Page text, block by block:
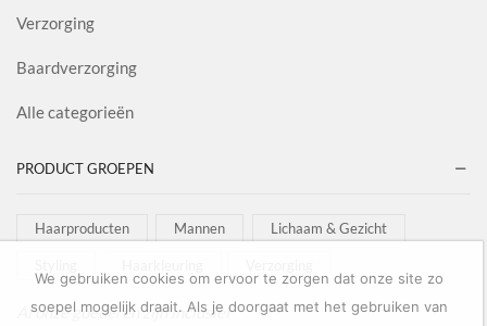
Verzorging
Baardverzorging
Alle categorieën
PRODUCT GROEPEN
Haarproducten Mannen Lichaam & Gezicht
Al onze goederen zijn inclusief
We gebruiken cookies om ervoor te zorgen dat onze site zo
soepel mogelijk draait. Als je doorgaat met het gebruiken van